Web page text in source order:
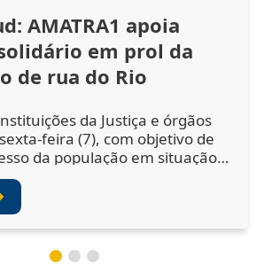
AMATRA1 apoia
em prol da
de rua do Rio
da Justiça e órgãos
feira (7), com objetivo de
da população em situação
essenciais A abertura da 5ª
Rio reuniu
do sistema de Justiça e de
nesta quarta-feira (5), na
da Catedral Metropolitana de
no Centro do Rio, para